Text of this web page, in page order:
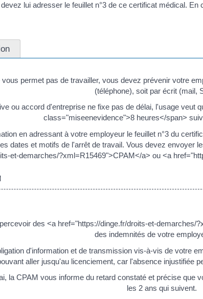
lui adresser le feuillet n°3 de ce certificat médical.
permet pas de travailler, vous devez prévenir votre
(téléphone), soit par écrit (mail,
ou accord d'entreprise ne fixe pas de délai, l'usage veut
class="miseenevidence">8 heures</span>
en adressant à votre employeur le feuillet n°3 du
dates et motifs de l'arrêt de travail. Vous devez envoyer
et-demarches/?xml=R15469">CPAM</a> ou <a
des <a href="https://dinge.fr/droits-et-
des indemnités de votre
d'information et de transmission vis-à-vis de votre
aller jusqu'au licenciement, car l'absence injustifiée
la CPAM vous informe du retard constaté et précise que
les 2 ans qui suivent.